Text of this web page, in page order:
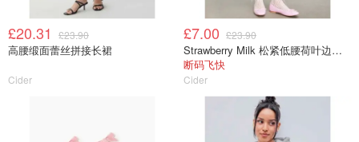
£20.31 £23.90
高腰缎面蕾丝拼接长裙
Cider
£7.00 £23.90
Strawberry Milk 松紧低腰荷叶边短裙
断码飞快
Cider